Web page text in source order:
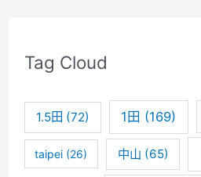
牛
火
鍋
字
Tag Cloud
1.5田 (72) 1田 (169)
taipei (26) 中山 (65)